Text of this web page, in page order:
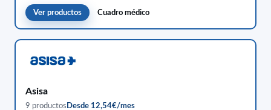
Ver productos Cuadro médico
Asisa
9 productos Desde 12,54€/mes